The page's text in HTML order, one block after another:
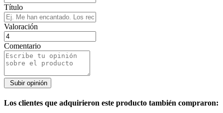
Título
Valoración
Comentario
Los clientes que adquirieron este producto también compraron: